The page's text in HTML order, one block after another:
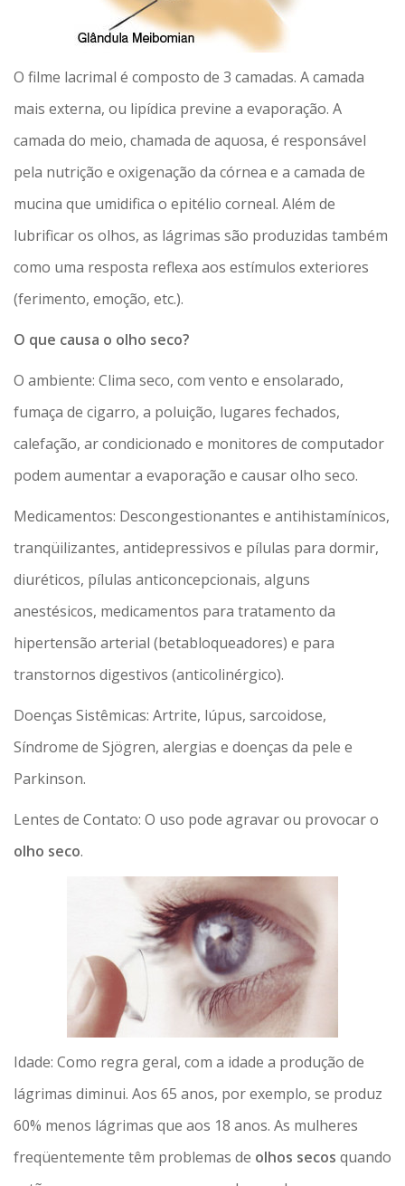
O filme lacrimal é composto de 3 camadas. A camada
mais externa, ou lipídica previne a evaporação. A
camada do meio, chamada de aquosa, é responsável
pela nutrição e oxigenação da córnea e a camada de
mucina que umidifica o epitélio corneal. Além de
lubrificar os olhos, as lágrimas são produzidas também
como uma resposta reflexa aos estímulos exteriores
(ferimento, emoção, etc.).
O que causa o olho seco?
O ambiente: Clima seco, com vento e ensolarado,
fumaça de cigarro, a poluição, lugares fechados,
calefação, ar condicionado e monitores de computador
podem aumentar a evaporação e causar olho seco.
Medicamentos: Descongestionantes e antihistamínicos,
tranqüilizantes, antidepressivos e pílulas para dormir,
diuréticos, pílulas anticoncepcionais, alguns
anestésicos, medicamentos para tratamento da
hipertensão arterial (betabloqueadores) e para
transtornos digestivos (anticolinérgico).
Doenças Sistêmicas: Artrite, lúpus, sarcoidose,
Síndrome de Sjögren, alergias e doenças da pele e
Parkinson.
Lentes de Contato: O uso pode agravar ou provocar o
olho seco.
Idade: Como regra geral, com a idade a produção de
lágrimas diminui. Aos 65 anos, por exemplo, se produz
60% menos lágrimas que aos 18 anos. As mulheres
freqüentemente têm problemas de olhos secos quando